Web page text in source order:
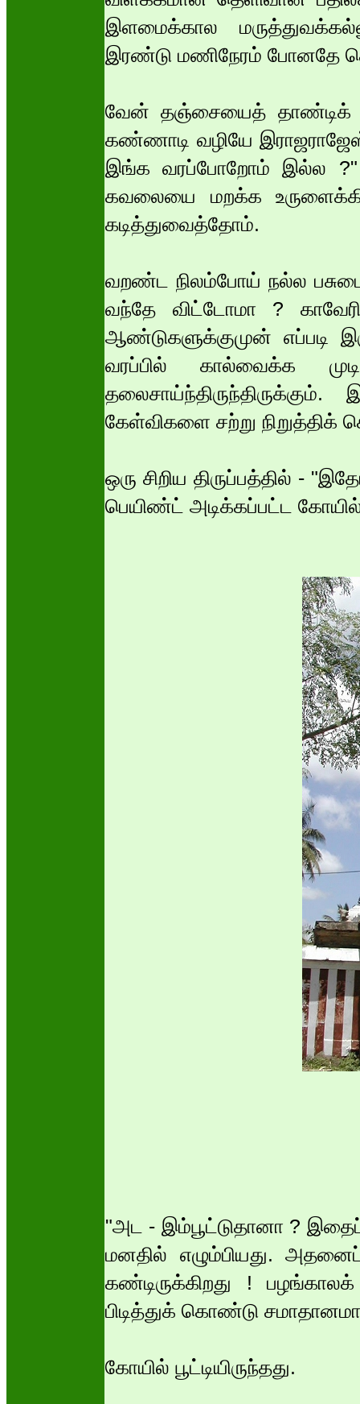
இளமைக்கால
இரண்டு மணிநேரம் போனதே
வேன் தஞ்சையைத் தாண்டிக்
கண்ணாடி வழியே
இங்க வரப்போறோம் இல்ல ?"
கவலையை மறக்க
கடித்துவைத்தோம்.
வறண்ட நிலம்போய் நல்ல
வந்தே விட்டோமா ?
ஆண்டுகளுக்குமுன் எப்படி
வரப்பில் கால்வைக்க
கேள்விகளை சற்று
ஒரு சிறிய திருப்பத்தில் -
பெயிண்ட் அடிக்கப்பட்ட கோயில்
"அட - இம்பூட்டுதானா ?
மனதில் எழும்பியது.
கண்டிருக்கிறது !
பிடித்துக் கொண்டு
கோயில் பூட்டியிருந்தது.